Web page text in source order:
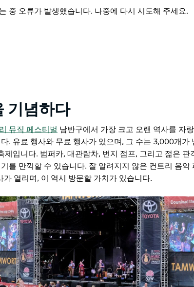
중 오류가 발생했습니다. 나중에 다시 시도해 주세요.
기념하다
뮤직 페스티벌 남반구에서 가장 크고 오랜 역사를 자
. 유료 행사와 무료 행사가 있으며, 그 수는 3,000개
입니다. 범퍼카, 대관람차, 번지 점프, 그리고 젊은
를 만끽할 수 있습니다. 잘 알려지지 않은 컨트리 음악
열리며, 이 역시 방문할 가치가 있습니다.